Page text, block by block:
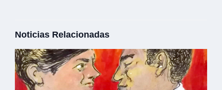
Noticias Relacionadas